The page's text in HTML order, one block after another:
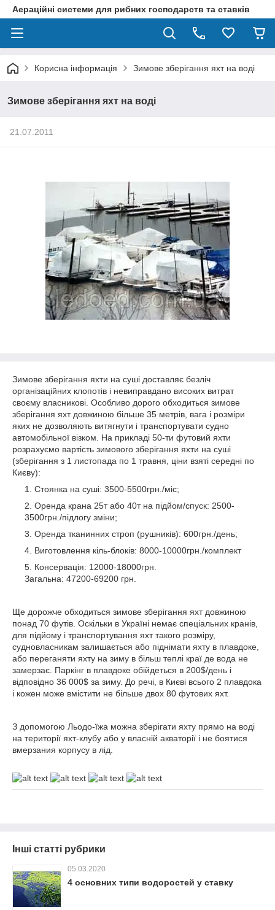
Аераційні системи для рибних господарств та ставків
Корисна інформація Зимове зберігання яхт на воді
Зимове зберігання яхт на воді
21.07.2011
Зимове зберігання яхти на суші доставляє безліч
організаційних клопотів і невиправдано високих витрат
своєму власникові. Особливо дорого обходиться зимове
зберігання яхт довжиною більше 35 метрів, вага і розміри
яких не дозволяють витягнути і транспортувати судно
автомобільної візком. На прикладі 50-ти футовий яхти
розрахуємо вартість зимового зберігання яхти на суші
(зберігання з 1 листопада по 1 травня, ціни взяті середні по
Києву):
Стоянка на суші: 3500-5500грн./міс;
Оренда крана 25т або 40т на підйом/спуск: 2500-
3500грн./підлогу зміни;
Оренда тканинних строп (рушників): 600грн./день;
Виготовлення кіль-блоків: 8000-10000грн./комплект
Консервація: 12000-18000грн.
Загальна: 47200-69200 грн.
Ще дорожче обходиться зимове зберігання яхт довжиною
понад 70 футів. Оскільки в Україні немає спеціальних кранів,
для підйому і транспортування яхт такого розміру,
судновласникам залишається або піднімати яхту в плавдоке,
або переганяти яхту на зиму в більш теплі краї де вода не
замерзає. Паркінг в плавдоке обійдеться в 200$/день і
відповідно 36 000$ за зиму. До речі, в Києві всього 2 плавдока
і кожен може вмістити не більше двох 80 футових яхт.
З допомогою Льодо-їжа можна зберігати яхту прямо на воді
на території яхт-клубу або у власній акваторії і не боятися
вмерзания корпусу в лід.
Інші статті рубрики
05.03.2020
4 основних типи водоростей у ставку